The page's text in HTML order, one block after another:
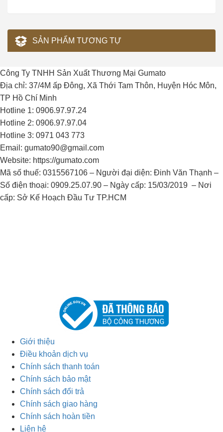
SẢN PHẨM TƯƠNG TỰ
Công Ty TNHH Sản Xuất Thương Mại Gumato
Địa chỉ: 37/4M ấp Đông, Xã Thới Tam Thôn, Huyện Hóc Môn,
TP Hồ Chí Minh
Hotline 1: 0906.97.97.24
Hotline 2: 0906.97.97.04
Hotline 3: 0971 043 773
Email: gumato90@gmail.com
Website: https://gumato.com
Mã số thuế: 0315567106 – Người đại diện: Đinh Văn Thạnh –
Số điện thoại: 0909.25.07.90 – Ngày cấp: 15/03/2019 – Nơi
cấp: Sở Kế Hoạch Đầu Tư TP.HCM
Giới thiệu
Điều khoản dịch vụ
Chính sách thanh toán
Chính sách bảo mật
Chính sách đổi trả
Chính sách giao hàng
Chính sách hoàn tiền
Liên hệ